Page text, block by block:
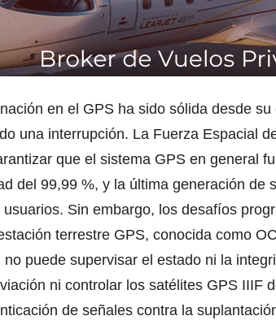
en el GPS ha sido sólida desde
una interrupción. La Fuerza Espacial
que el sistema GPS en general
del 99,99 %, y la última generación de
Sin embargo, los desafíos
terrestre GPS, conocida como
puede supervisar el estado ni la
ni controlar los satélites GPS IIIF
de señales contra la